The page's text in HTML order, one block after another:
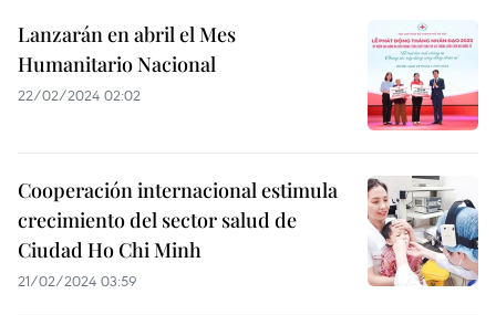
Lanzarán en abril el Mes
Humanitario Nacional
22/02/2024 02:02
Cooperación internacional estimula
crecimiento del sector salud de
Ciudad Ho Chi Minh​
21/02/2024 03:59